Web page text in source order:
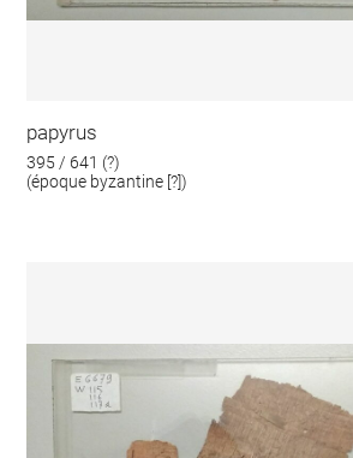
papyrus
395 / 641 (?)
(époque byzantine [?])